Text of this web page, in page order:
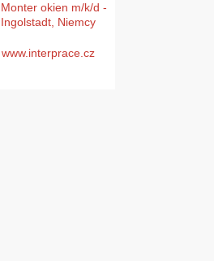
Monter okien m/k/d -
Ingolstadt, Niemcy
www.interprace.cz